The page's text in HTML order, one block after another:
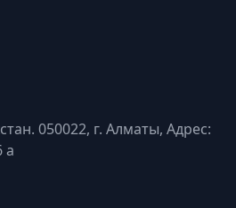
050022, г. Алматы, Адрес:
а